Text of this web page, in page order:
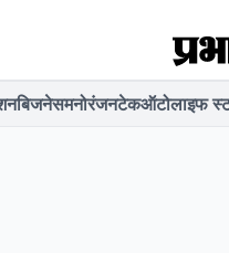
बिजनेसमनोरंजनटेकऑटोलाइफ